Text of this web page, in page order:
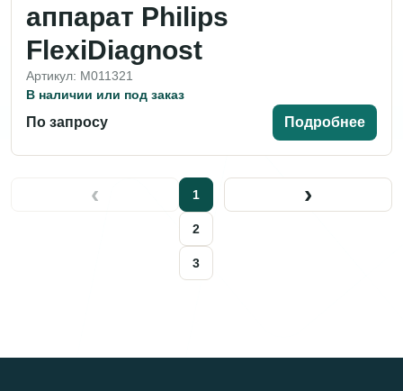
аппарат Philips
FlexiDiagnost
Артикул: M011321
В наличии или под заказ
По запросу Подробнее
‹ 1
2
3
›